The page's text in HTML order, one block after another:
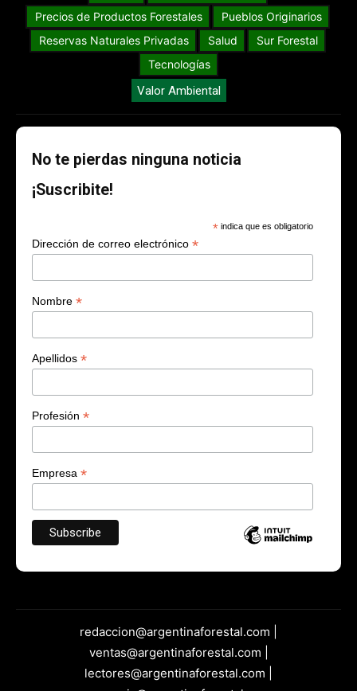
Precios de Productos Forestales
Pueblos Originarios
Reservas Naturales Privadas
Salud
Sur Forestal
Tecnologías
Valor Ambiental
No te pierdas ninguna noticia
¡Suscribite!
* indica que es obligatorio
Dirección de correo electrónico *
Nombre *
Apellidos *
Profesión *
Empresa *
redaccion@argentinaforestal.com |
ventas@argentinaforestal.com |
lectores@argentinaforestal.com |